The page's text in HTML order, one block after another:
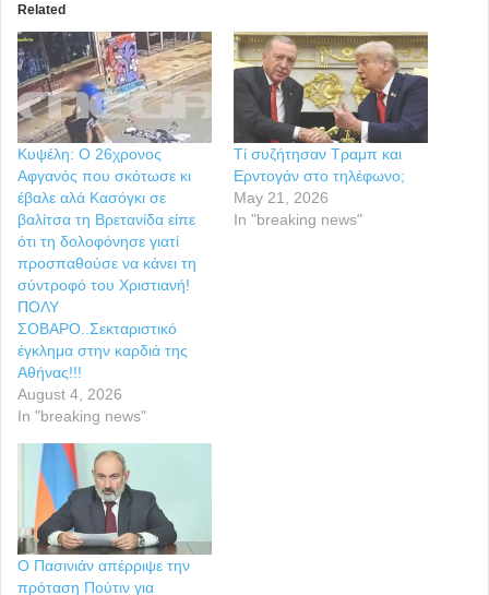
Related
Κυψέλη: Ο 26χρονος
Αφγανός που σκότωσε κι
έβαλε αλά Κασόγκι σε
βαλίτσα τη Βρετανίδα είπε
ότι τη δολοφόνησε γιατί
προσπαθούσε να κάνει τη
σύντροφό του Χριστιανή!
ΠΟΛΥ
ΣΟΒΑΡΟ..Σεκταριστικό
έγκλημα στην καρδιά της
Αθήνας!!!
August 4, 2026
In "breaking news"
Τί συζήτησαν Τραμπ και
Ερντογάν στο τηλέφωνο;
May 21, 2026
In "breaking news"
Ο Πασινιάν απέρριψε την
πρόταση Πούτιν για